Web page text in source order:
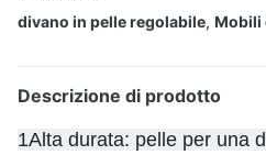
divano in pelle regolabile, Mobili
Descrizione di prodotto
1Alta durata: pelle per una